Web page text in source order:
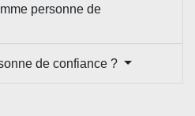
personne de
de confiance ?